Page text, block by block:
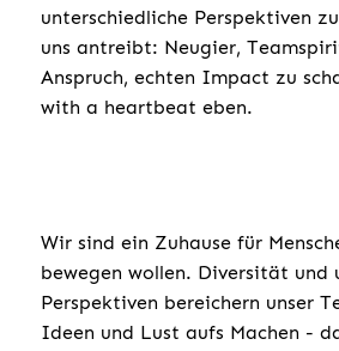
unterschiedliche Perspektiven
uns antreibt: Neugier,
Anspruch, echten Impact zu
with a heartbeat eben.
Wir sind ein Zuhause für
bewegen wollen. Diversität und
Perspektiven bereichern unser
Ideen und Lust aufs Machen -